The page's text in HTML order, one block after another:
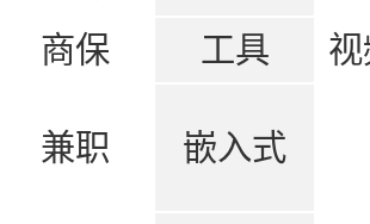
商保 工具
兼职 嵌入式